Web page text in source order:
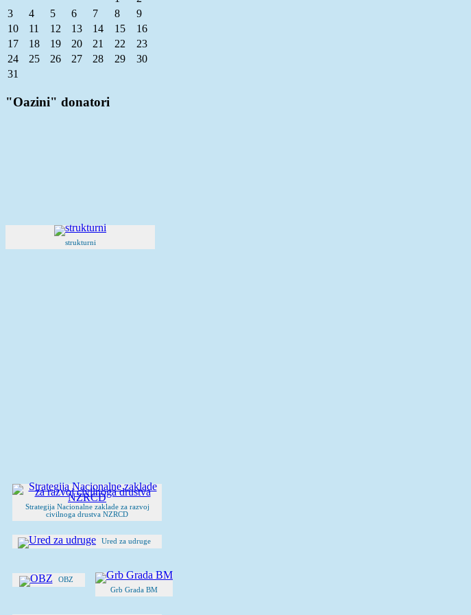
3
4 5 6 7 8
9
10
11 12 13 14 15
16
17
18 19 20 21 22
23
24
25 26 27 28 29
30
31
"Oazini" donatori
strukturni
Strategija Nacionalne zaklade za razvoj
civilnoga drustva NZRCD
Ured za udruge
OBZ
Grb Grada BM